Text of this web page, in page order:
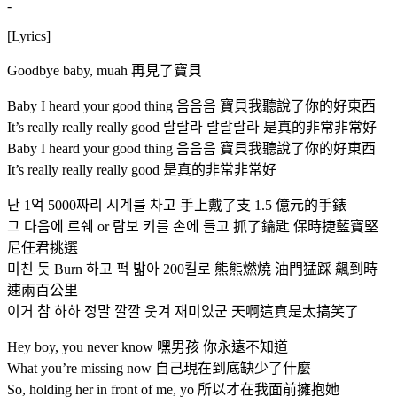
-
[Lyrics]
Goodbye baby, muah 再見了寶貝
Baby I heard your good thing 음음음 寶貝我聽說了你的好東西
It’s really really really good 랄랄라 랄랄랄라 是真的非常非常好
Baby I heard your good thing 음음음 寶貝我聽說了你的好東西
It’s really really really good 是真的非常非常好
난 1억 5000짜리 시계를 차고 手上戴了支 1.5 億元的手錶
그 다음에 르쉐 or 람보 키를 손에 들고 抓了鑰匙 保時捷藍寶堅
尼任君挑選
미친 듯 Burn 하고 퍽 밟아 200킬로 熊熊燃燒 油門猛踩 飆到時
速兩百公里
이거 참 하하 정말 깔깔 웃겨 재미있군 天啊這真是太搞笑了
Hey boy, you never know 嘿男孩 你永遠不知道
What you’re missing now 自己現在到底缺少了什麼
So, holding her in front of me, yo 所以才在我面前擁抱她